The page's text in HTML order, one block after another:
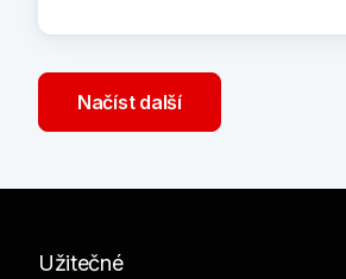
Načíst další
Užitečné